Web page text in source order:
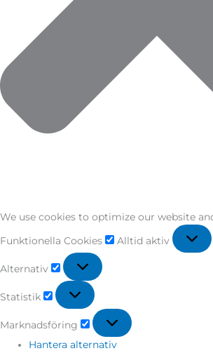
We use cookies to optimize our website
Funktionella Cookies Alltid aktiv
Alternativ
Statistik
Marknadsföring
Hantera alternativ